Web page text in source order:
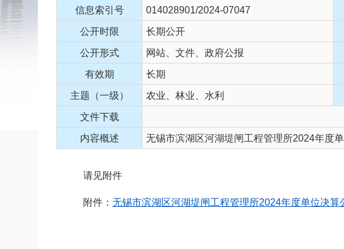
信息索引号 014028901/2024-07047
公开时限 长期公开
公开形式 网站、文件、政府公报
有效期 长期
主题（一级） 农业、林业、水利
文件下载
内容概述 无锡市滨湖区河湖堤闸工程管理所2024年度
请见附件
附件： 无锡市滨湖区河湖堤闸工程管理所2024年度单位决算